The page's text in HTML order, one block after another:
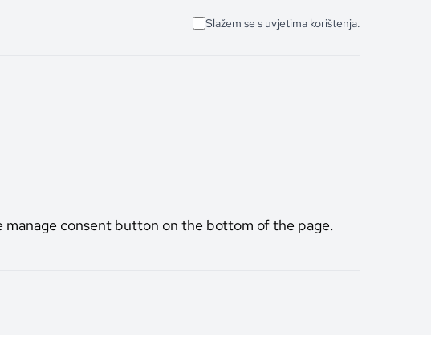
Slažem se s uvjetima korištenja.
manage consent button on the bottom of the page.